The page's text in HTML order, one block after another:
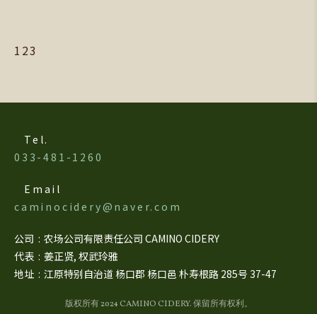
1 23
Tel.
033-481-1260
Email
caminocidery@naver.com
公司
农场公司有限责任公司 CAMINO CIDERY
代表
姜正贤, 权武玲雅
地址
江原特别自治道 杨口郡 杨口邑 朴寿根路 285号 37-47
版权所有 2024 CAMINO CIDERY. 保留所有权利。